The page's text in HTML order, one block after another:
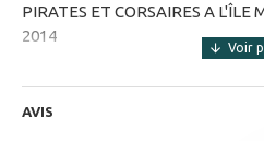
PIRATES ET CORSAIRES A L'ÎLE
2014
AVIS